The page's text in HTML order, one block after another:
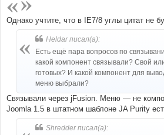
	background
: url(
l.png") no-repeat 4px 8px;
}
blockquote
	background
: url(
l.png") no-repeat 4px 24px;
}
blockquote .q2
	min
-height: 19px;
	padding
: 7px 27px 7px 32px;
	background
: url(
r.png") no-repeat right bottom;
}
Однако учтите, что в IE7/8 углы цитат не
Heldar писал(а):
Есть ещё пара вопросов по
какой компонент связывали? Свой
готовых? И какой компонент для
меню выбрали?
Связывали через jFusion. Меню — не
Joomla 1.5 в штатном шаблоне JA Purity
Shredder писал(а):